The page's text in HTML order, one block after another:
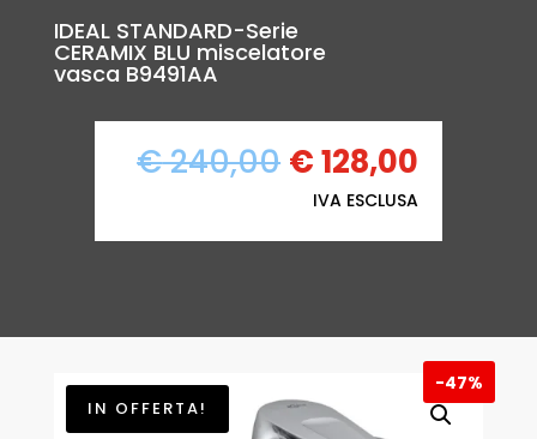
IDEAL STANDARD-Serie
CERAMIX BLU miscelatore
vasca B9491AA
€240,00 IL
PREZZO
€128,00
PREZZO
IVA ESCLUSA
IN OFFERTA!
-47%